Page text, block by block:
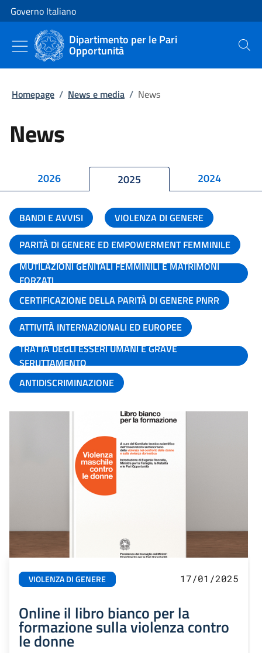
Vai al contenuto
Vai alla navigazione del sito
Governo Italiano
Dipartimento per le Pari
Opportunità Cerca
Homepage / News e media / News
News
2026 2025 2024
BANDI E AVVISI
VIOLENZA DI GENERE
PARITÀ DI GENERE ED EMPOWERMENT FEMMINILE
MUTILAZIONI GENITALI FEMMINILI E MATRIMONI
FORZATI
CERTIFICAZIONE DELLA PARITÀ DI GENERE PNRR
ATTIVITÀ INTERNAZIONALI ED EUROPEE
TRATTA DEGLI ESSERI UMANI E GRAVE
SFRUTTAMENTO
ANTIDISCRIMINAZIONE
VIOLENZA DI GENERE 17/01/2025
Online il libro bianco per la
formazione sulla violenza contro
le donne